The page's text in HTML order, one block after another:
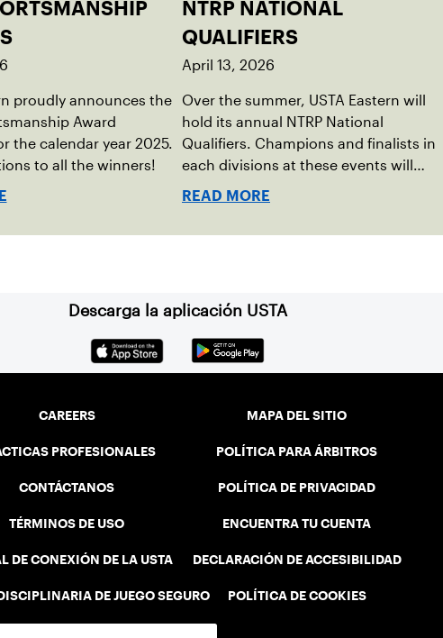
proudly announces the
Award
the calendar year 2025.
to all the winners!
NTRP NATIONAL
QUALIFIERS
April 13, 2026
Over the summer, USTA Eastern will
hold its annual NTRP National
Qualifiers. Champions and finalists in
each divisions at these events will
automatically qualify for the NTRP
READ MORE
Descarga la aplicación USTA
CAREERS
PROFESIONALES
CONTÁCTANOS
TÉRMINOS DE USO
DE CONEXIÓN DE LA USTA
DE JUEGO SEGURO
MAPA DEL SITIO
POLÍTICA PARA ÁRBITROS
POLÍTICA DE PRIVACIDAD
ENCUENTRA TU CUENTA
DECLARACIÓN DE ACCESIBILIDAD
POLÍTICA DE COOKIES